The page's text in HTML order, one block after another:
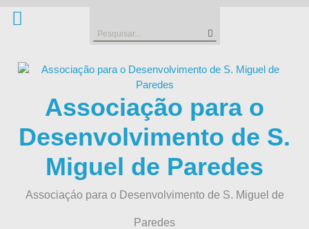
Search
Associação para o
Desenvolvimento de S.
Miguel de Paredes
Associaçáo para o Desenvolvimento de S. Miguel de
Paredes